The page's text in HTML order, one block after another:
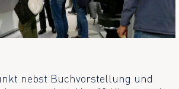
nebst Buchvorstellung und